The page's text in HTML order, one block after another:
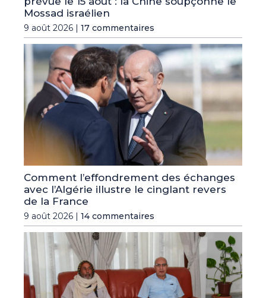
Mossad israélien
9 août 2026 | 17 commentaires
Comment l’effondrement des échanges
avec l’Algérie illustre le cinglant revers
de la France
9 août 2026 | 14 commentaires